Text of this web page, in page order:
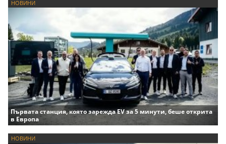
НОВИНИ
Първата станция, която зарежда EV за 5 минути, беше открита
в Европа
НОВИНИ